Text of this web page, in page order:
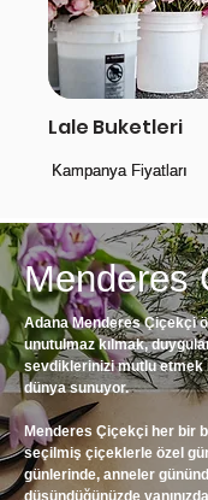
Lale Buketleri
Kampanya Fiyatları
Kampanya Fiyatları
Menderes
Adana Menderes Çiçekçi
unutulmaz kılmak,
sevdiklerinizi mutlu
dünya sunuyor.
Menderes Çiçekçi her bir
seçilmiş çiçeklerle özel
günlerinde, anneler
düşündüğünüzde